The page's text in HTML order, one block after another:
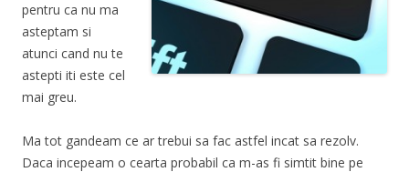
pentru ca nu ma
asteptam si
atunci cand nu te
astepti iti este cel
mai greu.
Ma tot gandeam ce ar trebui sa fac astfel incat sa rezolv.
Daca incepeam o cearta probabil ca m-as fi simtit bine pe